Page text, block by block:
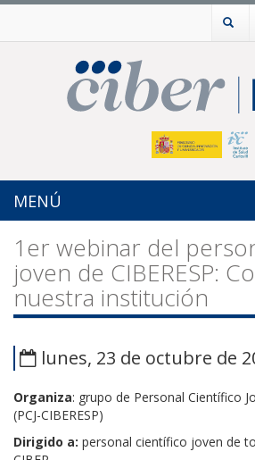
MENÚ
1er webinar del
joven de CIBERESP:
nuestra institución
lunes, 23 de octubre de
Organiza: grupo de Personal Científico
(PCJ-CIBERESP)
Dirigido a: personal científico joven de